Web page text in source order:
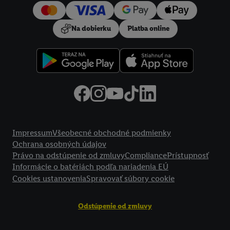
Na dobierku Platba online
ImpressumVšeobecné obchodné podmienky
Ochrana osobných údajov
Právo na odstúpenie od zmluvyCompliancePrístupnosť
Informácie o batériách podľa nariadenia EÚ
Cookies ustanoveniaSpravovať súbory cookie
Odstúpenie od zmluvy
používanie potrebných technológií. Kliknutím na "Súhlasím
vyjadríte súhlas so spracúvaním na všetky vyššie uvedené účely.
Ďalšie informácie vrátane informácií o dobe uchovávania
údajov a Vašom práve kedykoľvek odvolať súhlas s účinnosťou
do budúcnosti nájdete v našich
zásadách ochrany osobných
.Imprint nájdete tu.